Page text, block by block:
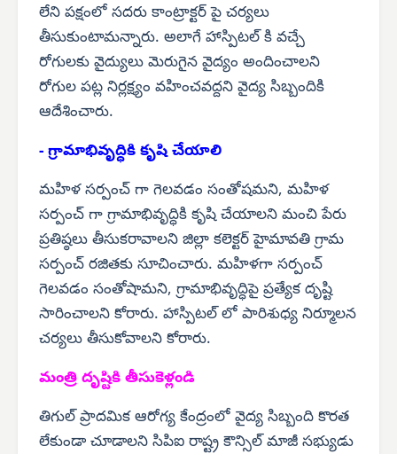
లేని పక్షంలో సదరు కాంట్రాక్టర్ పై చర్యలు
తీసుకుంటామన్నారు. అలాగే హాస్పిటల్ కి వచ్చే
రోగులకు వైద్యులు మెరుగైన వైద్యం అందించాలని
రోగుల పట్ల నిర్లక్ష్యం వహించవద్దని వైద్య సిబ్బందికి
ఆదేశించారు.
- గ్రామాభివృద్ధికి కృషి చేయాలి
మహిళ సర్పంచ్ గా గెలవడం సంతోషమని, మహిళ
సర్పంచ్ గా గ్రామాభివృద్ధికి కృషి చేయాలని మంచి పేరు
ప్రతిష్ఠలు తీసుకరావాలని జిల్లా కలెక్టర్ హైమావతి గ్రామ
సర్పంచ్ రజితకు సూచించారు. మహిళగా సర్పంచ్
గెలవడం సంతోషామని, గ్రామాభివృద్ధిపై ప్రత్యేక దృష్టి
సారించాలని కోరారు. హాస్పిటల్ లో పారిశుధ్య నిర్మూలన
చర్యలు తీసుకోవాలని కోరారు.
మంత్రి దృష్టికి తీసుకెళ్లండి
తిగుల్ ప్రాదమిక ఆరోగ్య కేంద్రంలో వైద్య సిబ్బంది కొరత
లేకుండా చూడాలని సిపిఐ రాష్ట్ర కౌన్సిల్ మాజీ సభ్యుడు